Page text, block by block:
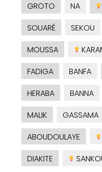
GROTO
NA
SOUARÉ
SEKOU
MOUSSA
FADIGA
BANFA
HERABA
BANNA
MALIK
GASSAMA
ABOUDOULAYE
DIAKITE